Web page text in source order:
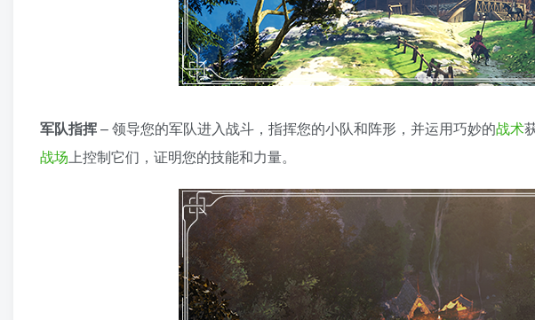
军队指挥– 领导您的军队进入战斗，指挥您的小队和阵形，并运用巧妙的战术
战场上控制它们，证明您的技能和力量。